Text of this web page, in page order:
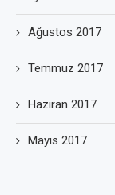
Ağustos 2017
Temmuz 2017
Haziran 2017
Mayıs 2017